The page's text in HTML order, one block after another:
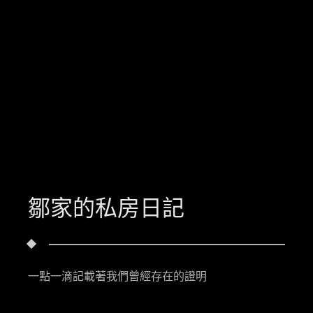
鄒家的私房日記
一點一滴記載著我們曾經存在的證明